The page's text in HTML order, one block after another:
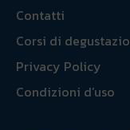
Contatti
Corsi di
Privacy Policy
Condizioni d’uso